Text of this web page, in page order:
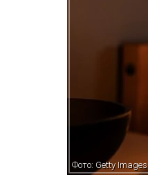
Фото: Getty Images